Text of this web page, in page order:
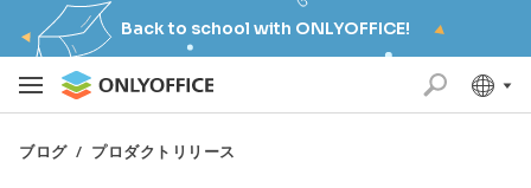
Back to school with ONLYOFFICE!
ブログ/ プロダクトリリース